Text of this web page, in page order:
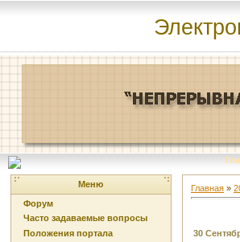
Меню
Форум
Часто задаваемые вопросы
Положения портала
Главная »
30